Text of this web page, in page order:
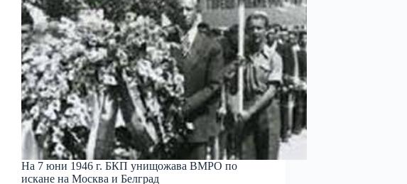
На 7 юни 1946 г. БКП унищожава ВМРО по
искане на Москва и Белград